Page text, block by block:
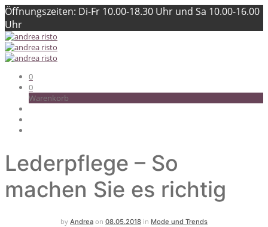
Öffnungszeiten: Di-Fr 10.00-18.30 Uhr und Sa 10.00-16.00
Uhr
0
0
Warenkorb
Lederpflege – So
machen Sie es richtig
by Andrea on 08.05.2018 in Mode und Trends